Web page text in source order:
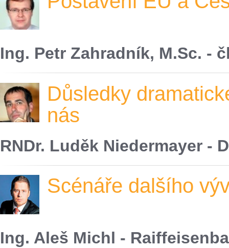
Ing. Petr Zahradník, M.Sc. -
Důsledky
nás
RNDr. Luděk Niedermayer -
Scénáře dalšího
Ing. Aleš Michl -